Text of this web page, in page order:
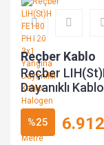
Reçber Kablo
Reçber
Dayanıklı
%25